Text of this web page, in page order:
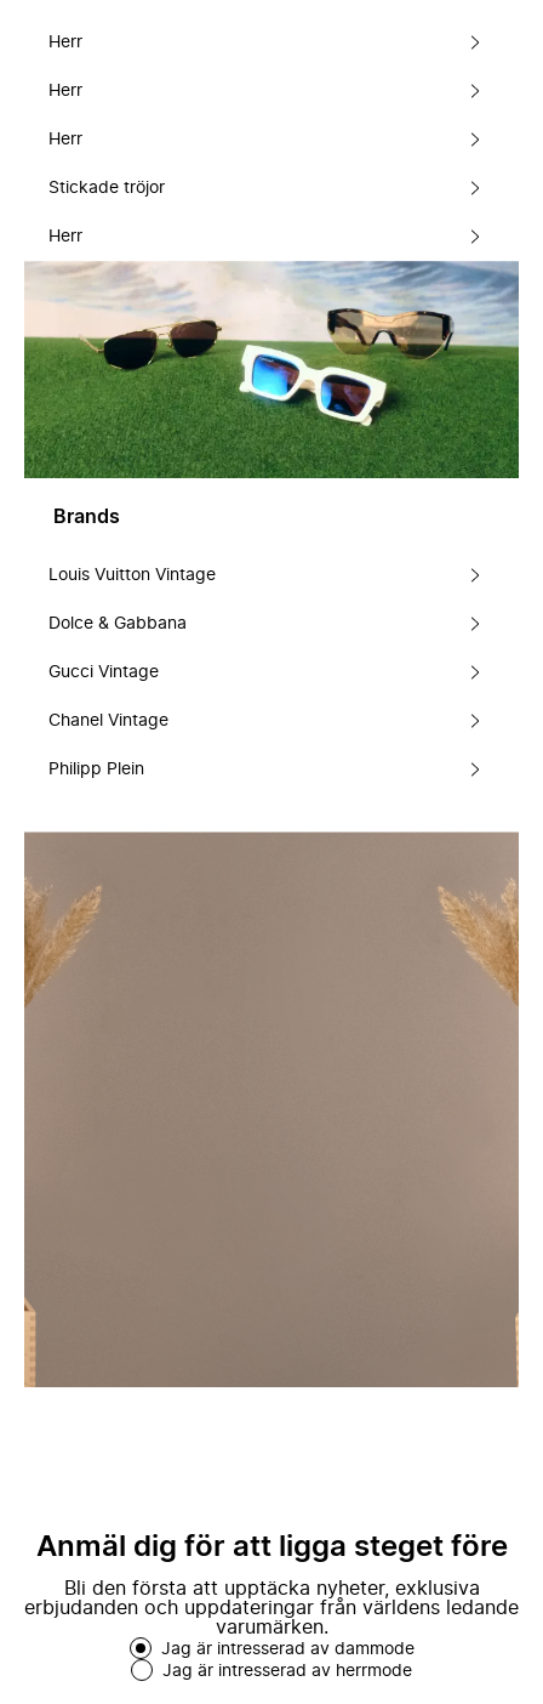
Herr
Herr
Herr
Stickade tröjor
Herr
Brands
Louis Vuitton Vintage
Dolce & Gabbana
Gucci Vintage
Chanel Vintage
Philipp Plein
Anmäl dig för att ligga steget före
Bli den första att upptäcka nyheter, exklusiva
erbjudanden och uppdateringar från världens ledande
varumärken.
Jag är intresserad av dammode
Jag är intresserad av herrmode